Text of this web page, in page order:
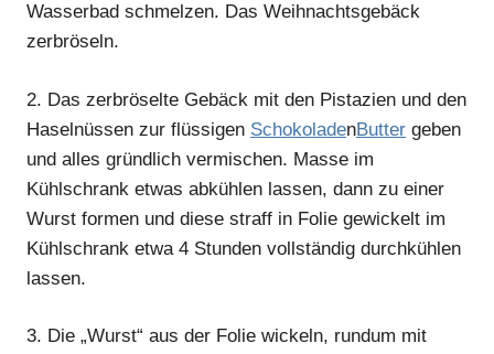
Wasserbad schmelzen. Das Weihnachtsgebäck
zerbröseln.
2. Das zerbröselte Gebäck mit den Pistazien und den
Haselnüssen zur flüssigen SchokoladenButter geben
und alles gründlich vermischen. Masse im
Kühlschrank etwas abkühlen lassen, dann zu einer
Wurst formen und diese straff in Folie gewickelt im
Kühlschrank etwa 4 Stunden vollständig durchkühlen
lassen.
3. Die „Wurst“ aus der Folie wickeln, rundum mit